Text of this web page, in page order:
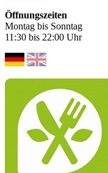
Öffnungszeiten
Montag bis Sonntag
11:30 bis 22:00 Uhr